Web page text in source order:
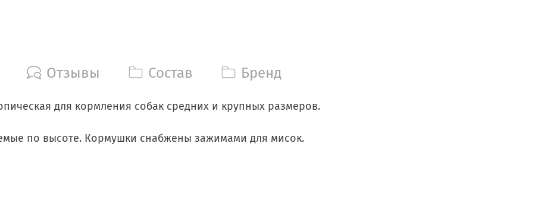
Отзывы Состав Бренд
для кормления собак средних и крупных размеров.
по высоте. Кормушки снабжены зажимами для мисок.